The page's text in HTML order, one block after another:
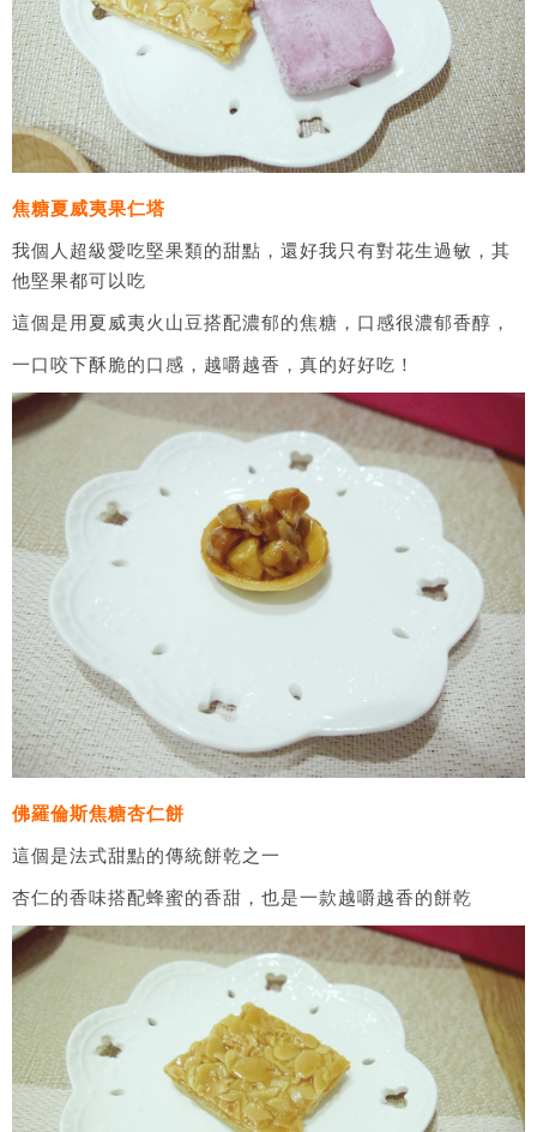
焦糖夏威夷果仁塔
我個人超級愛吃堅果類的甜點，還好我只有對花生過敏，其
他堅果都可以吃
這個是用夏威夷火山豆搭配濃郁的焦糖，口感很濃郁香醇，
一口咬下酥脆的口感，越嚼越香，真的好好吃！
佛羅倫斯焦糖杏仁餅
這個是法式甜點的傳統餅乾之一
杏仁的香味搭配蜂蜜的香甜，也是一款越嚼越香的餅乾